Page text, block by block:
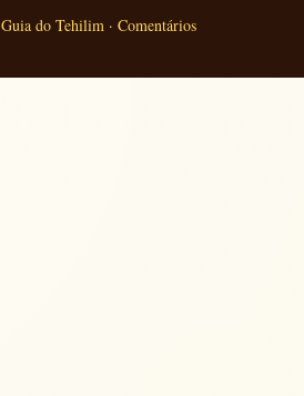
Guia do Tehilim· Comentários